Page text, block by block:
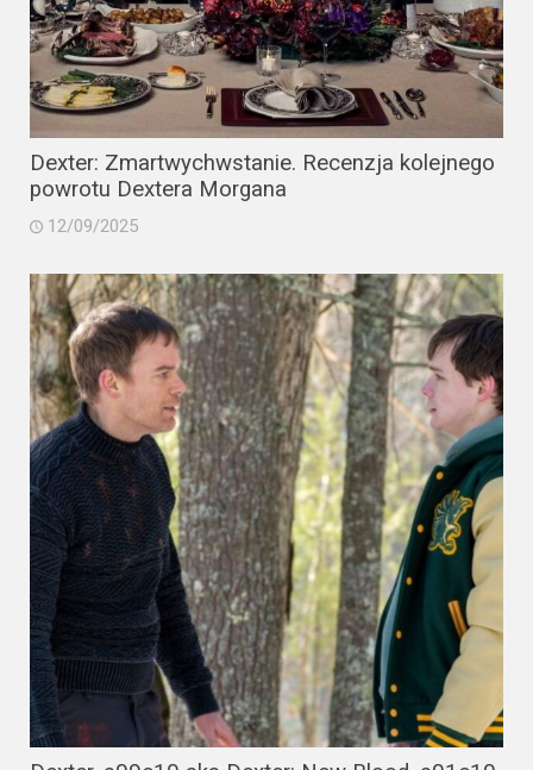
Dexter: Zmartwychwstanie. Recenzja kolejnego
powrotu Dextera Morgana
12/09/2025